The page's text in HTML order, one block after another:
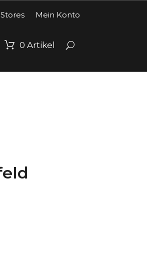
Mein Konto
0 Artikel